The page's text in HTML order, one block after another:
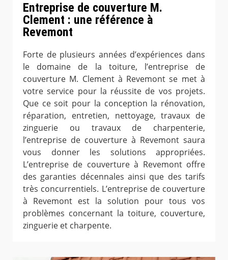
Entreprise de couverture M.
Clement : une référence à
Revemont
Forte de plusieurs années d’expériences dans
le domaine de la toiture, l’entreprise de
couverture M. Clement à Revemont se met à
votre service pour la réussite de vos projets.
Que ce soit pour la conception la rénovation,
réparation, entretien, nettoyage, travaux de
zinguerie ou travaux de charpenterie,
l’entreprise de couverture à Revemont saura
vous donner les solutions appropriées.
L’entreprise de couverture à Revemont offre
des garanties décennales ainsi que des tarifs
très concurrentiels. L’entreprise de couverture
à Revemont est la solution pour tous vos
problèmes concernant la toiture, couverture,
zinguerie et charpente.